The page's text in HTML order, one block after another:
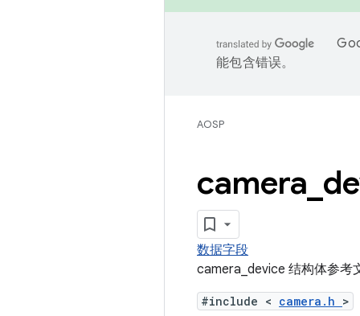
能包含错误。
AOSP
camera
数据字段
camera_device 结构体参考
#include < camera.h >